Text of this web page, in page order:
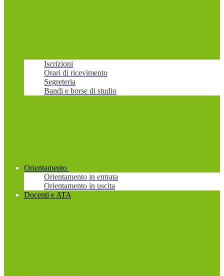
Iscrizioni
Orari di ricevimento
Segreteria
Bandi e borse di studio
Orientamento
Orientamento in entrata
Orientamento in uscita
Docenti e ATA